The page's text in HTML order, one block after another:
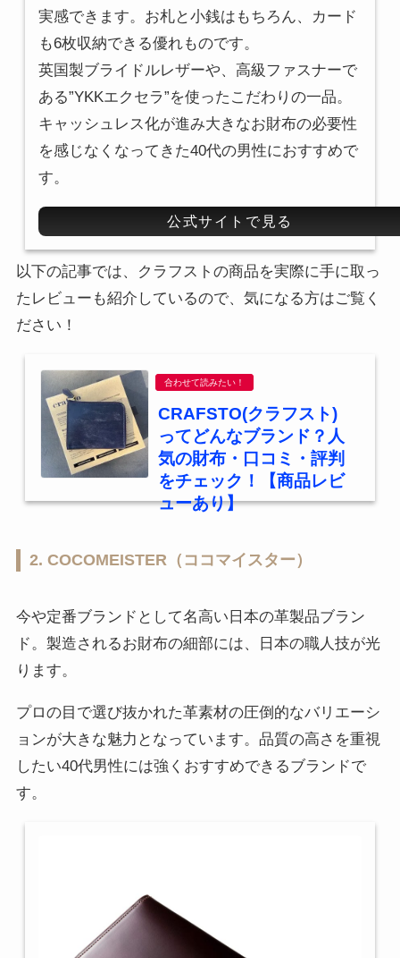
実感できます。お札と小銭はもちろん、カード
も6枚収納できる優れものです。
英国製ブライドルレザーや、高級ファスナーで
ある”YKKエクセラ”を使ったこだわりの一品。
キャッシュレス化が進み大きなお財布の必要性
を感じなくなってきた40代の男性におすすめで
す。
公式サイトで見る
以下の記事では、クラフストの商品を実際に手に取っ
たレビューも紹介しているので、気になる方はご覧く
ださい！
合わせて読みたい！
CRAFSTO(クラフスト)
ってどんなブランド？人
気の財布・口コミ・評判
をチェック！【商品レビ
ューあり】
2. COCOMEISTER（ココマイスター）
今や定番ブランドとして名高い日本の革製品ブラン
ド。製造されるお財布の細部には、日本の職人技が光
ります。
プロの目で選び抜かれた革素材の圧倒的なバリエーシ
ョンが大きな魅力となっています。品質の高さを重視
したい40代男性には強くおすすめできるブランドで
す。